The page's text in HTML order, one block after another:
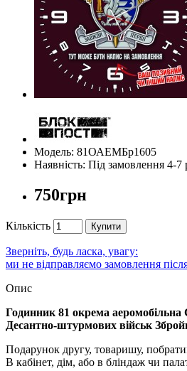
Модель: 81ОАЕМБр1605
Наявність: Під замовлення 4-7
750грн
Кількість Купити
Зверніть, будь ласка, увагу:
ми не відправляємо замовлення
Опис
Годинник 81 окрема
Десантно-штурмових військ
Подарунок другу, товаришу,
В кабінет, дім, або в бліндаж чи